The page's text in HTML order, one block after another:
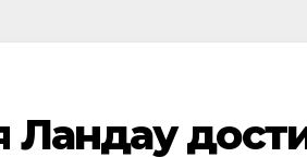
Ландау